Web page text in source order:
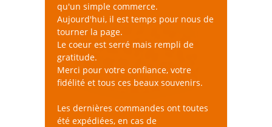
qu'un simple commerce.
Aujourd'hui, il est temps pour nous de
tourner la page.
Le coeur est serré mais rempli de
gratitude.
Merci pour votre confiance, votre
fidélité et tous ces beaux souvenirs.
Les dernières commandes ont toutes
été expédiées, en cas de